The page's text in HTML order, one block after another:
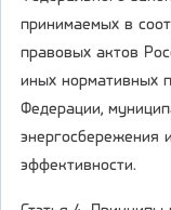
принимаемых в
правовых актов
иных нормативных
Федерации,
энергосбережения
эффективности.